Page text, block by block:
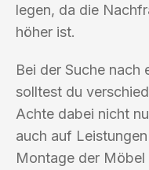
legen, da die
höher ist.
Bei der Suche nach
solltest du
Achte dabei nicht
auch auf
Montage der Möbel